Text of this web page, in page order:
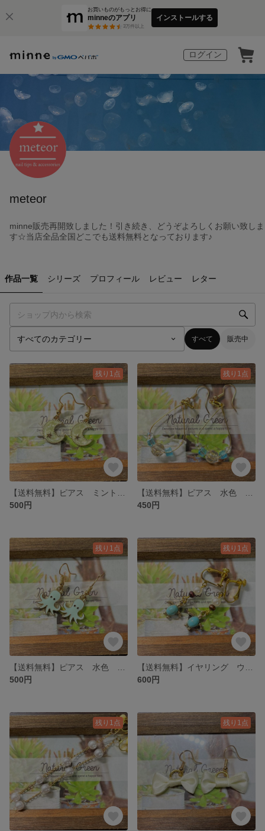
お買いものがもっとお得に
minneのアプリ
3万件以上
インストールする
ログイン
meteor
minne販売再開致しました！引き続き、どうぞよろしくお願い致しま
す☆当店全品全国どこでも送料無料となっております♪
作品一覧 シリーズ プロフィール レビュー レター
すべて 販売中
残り1点
500円
残り1点
450円
残り1点
500円
残り1点
600円
残り1点 残り1点